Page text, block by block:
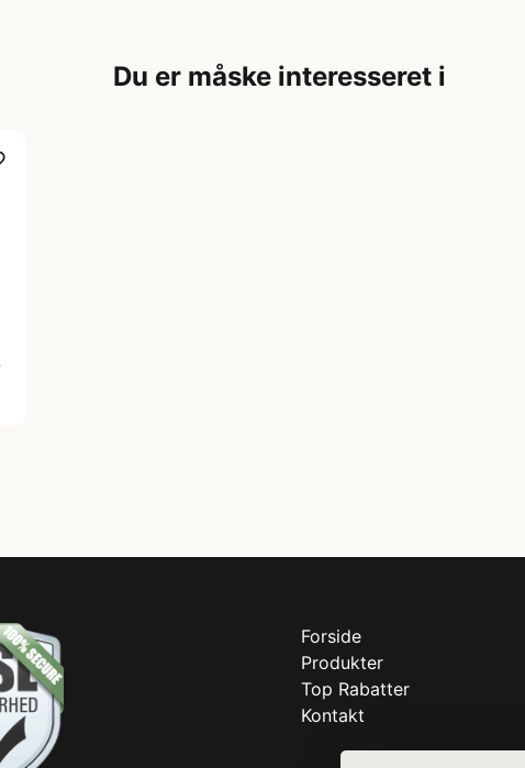
Du er måske interesseret i
Forside
Produkter
Top Rabatter
Kontakt